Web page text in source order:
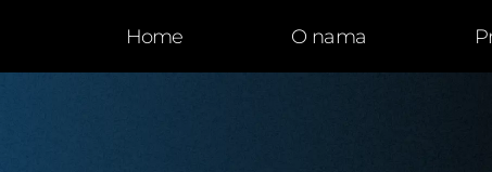
Home O nama